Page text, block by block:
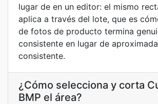
lugar de en un editor: el mismo
aplica a través del lote, que es
de fotos de producto termina
consistente en lugar de
consistente.
¿Cómo selecciona y corta
BMP el área?